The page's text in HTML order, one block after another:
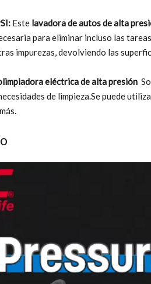
Este lavadora de autos de alta
para eliminar incluso las
impurezas, devolviendo las
eléctrica de alta presión
de limpieza.Se puede